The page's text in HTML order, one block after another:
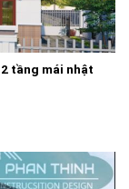
tầng mái nhật